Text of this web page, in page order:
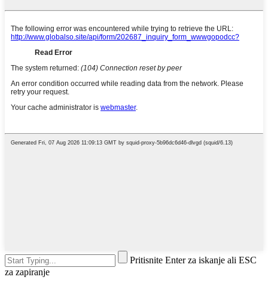
Pritisnite Enter za iskanje ali ESC
za zapiranje